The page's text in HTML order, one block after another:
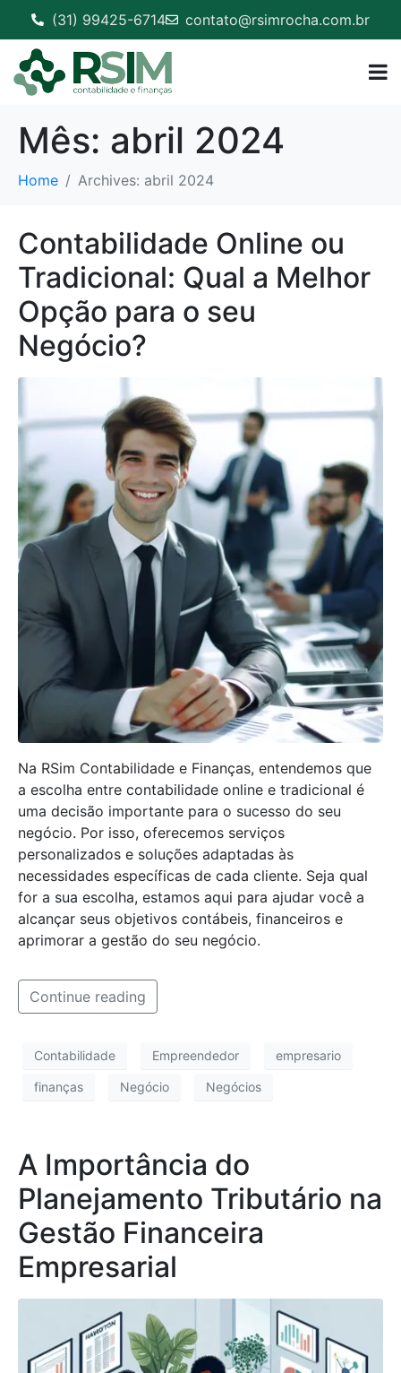
(31) 99425-6714 contato@rsimrocha.com.br
Mês: abril 2024
Home Archives: abril 2024
Contabilidade Online ou
Tradicional: Qual a Melhor
Opção para o seu
Negócio?
Na RSim Contabilidade e Finanças, entendemos que
a escolha entre contabilidade online e tradicional é
uma decisão importante para o sucesso do seu
negócio. Por isso, oferecemos serviços
personalizados e soluções adaptadas às
necessidades específicas de cada cliente. Seja qual
for a sua escolha, estamos aqui para ajudar você a
alcançar seus objetivos contábeis, financeiros e
aprimorar a gestão do seu negócio.
Continue reading
Contabilidade Empreendedor empresario
finanças Negócio Negócios
A Importância do
Planejamento Tributário na
Gestão Financeira
Empresarial